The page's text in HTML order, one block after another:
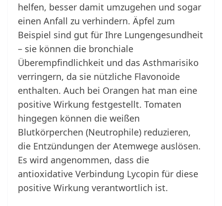
helfen, besser damit umzugehen und sogar
einen Anfall zu verhindern. Äpfel zum
Beispiel sind gut für Ihre Lungengesundheit
– sie können die bronchiale
Überempfindlichkeit und das Asthmarisiko
verringern, da sie nützliche Flavonoide
enthalten. Auch bei Orangen hat man eine
positive Wirkung festgestellt. Tomaten
hingegen können die weißen
Blutkörperchen (Neutrophile) reduzieren,
die Entzündungen der Atemwege auslösen.
Es wird angenommen, dass die
antioxidative Verbindung Lycopin für diese
positive Wirkung verantwortlich ist.